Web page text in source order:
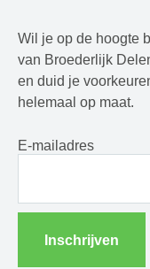
Wil je op de hoogte
van Broederlijk
en duid je
helemaal op maat.
E-mailadres
Inschrijven